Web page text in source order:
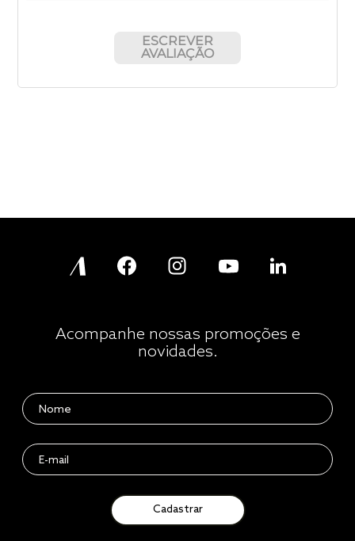
ESCREVER
AVALIAÇÃO
Acompanhe nossas promoções e
novidades.
Cadastrar